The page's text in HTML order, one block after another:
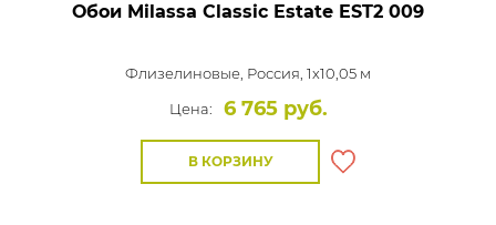
Обои Milassa Classic Estate EST2 009
Флизелиновые, Россия, 1x10,05 м
Цена:
6 765 руб.
В КОРЗИНУ